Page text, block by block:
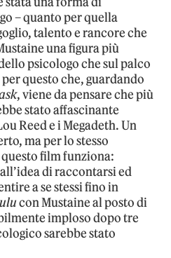
– quanto per quella
talento e rancore che
una figura più
psicologo che sul palco
questo che, guardando
, viene da pensare che più
stato affascinante
Reed e i Megadeth. Un
ma per lo stesso
film funziona:
di raccontarsi ed
a se stessi fino in
con Mustaine al posto di
imploso dopo tre
sarebbe stato